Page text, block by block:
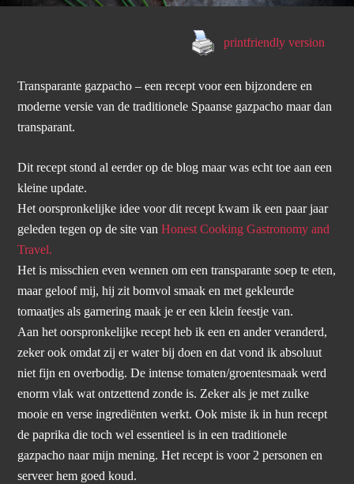
printfriendly version
Transparante gazpacho – een recept voor een bijzondere en
moderne versie van de traditionele Spaanse gazpacho maar dan
transparant.
Dit recept stond al eerder op de blog maar was echt toe aan een
kleine update.
Het oorspronkelijke idee voor dit recept kwam ik een paar jaar
geleden tegen op de site van Honest Cooking Gastronomy and
Travel.
Het is misschien even wennen om een transparante soep te eten,
maar geloof mij, hij zit bomvol smaak en met gekleurde
tomaatjes als garnering maak je er een klein feestje van.
Aan het oorspronkelijke recept heb ik een en ander veranderd,
zeker ook omdat zij er water bij doen en dat vond ik absoluut
niet fijn en overbodig. De intense tomaten/groentesmaak werd
enorm vlak wat ontzettend zonde is. Zeker als je met zulke
mooie en verse ingrediënten werkt. Ook miste ik in hun recept
de paprika die toch wel essentieel is in een traditionele
gazpacho naar mijn mening. Het recept is voor 2 personen en
serveer hem goed koud.